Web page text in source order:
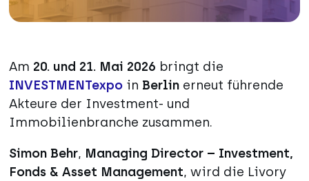
Am 20. und 21. Mai 2026 bringt die
INVESTMENTexpoin Berlinerneut führende
Akteure der Investment- und
Immobilienbranche zusammen.
Simon Behr, Managing Director – Investment,
Fonds & Asset Management, wird die Livory